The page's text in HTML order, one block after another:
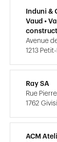
Induni &
Vaud •
Avenue
1213
Ray SA
Rue Pierre
1762
ACM